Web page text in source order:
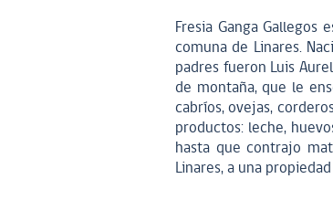
Fresia Ganga
comuna de Linares.
padres fueron Luis
de montaña, que le
cabríos, ovejas,
productos: leche,
hasta que contrajo
Linares, a una